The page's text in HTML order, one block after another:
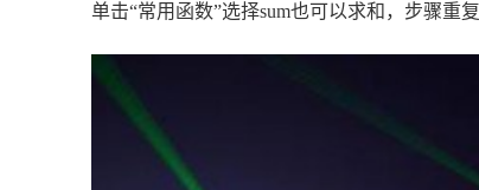
单击“常用函数”选择sum也可以求和，步骤重